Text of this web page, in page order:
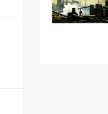
序条纹;这
2022-01-07
起泡的比
美元的标